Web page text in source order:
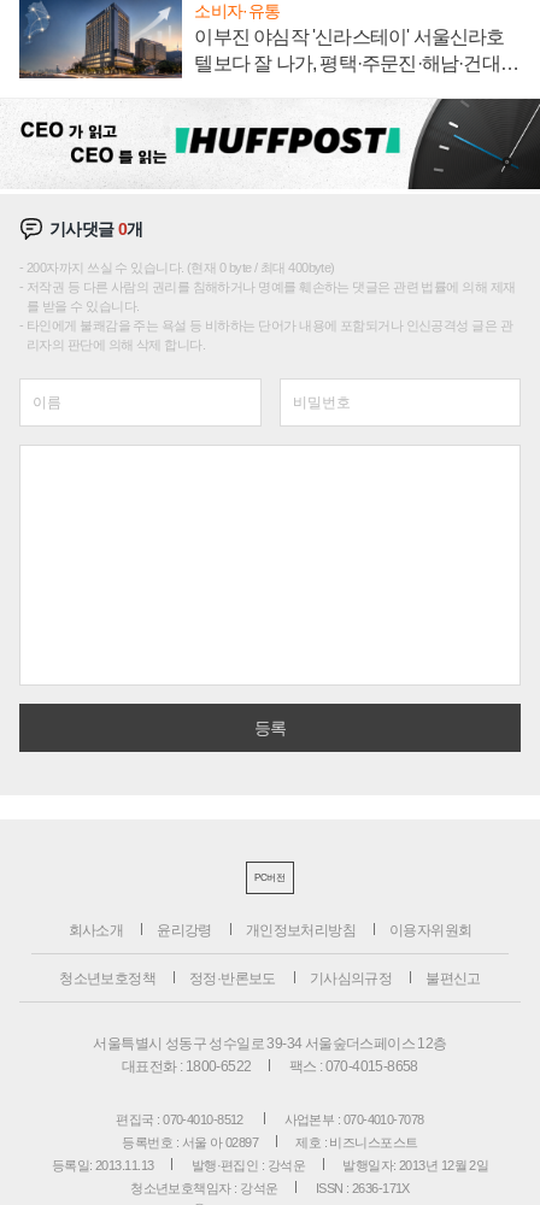
소비자·유통
이부진 야심작 '신라스테이' 서울신라호
텔보다 잘 나가, 평택·주문진·해남·건대로
기사댓글0개
200자까지 쓰실 수 있습니다. (현재 0 byte / 최대 400byte)
저작권 등 다른 사람의 권리를 침해하거나 명예를 훼손하는 댓글은 관련 법률에 의해 제재
를 받을 수 있습니다.
타인에게 불쾌감을 주는 욕설 등 비하하는 단어가 내용에 포함되거나 인신공격성 글은 관
리자의 판단에 의해 삭제 합니다.
PC버전
회사소개 윤리강령 개인정보처리방침 이용자위원회
청소년보호정책 정정·반론보도 기사심의규정 불편신고
서울특별시 성동구 성수일로 39-34 서울숲더스페이스 12층
대표전화 : 1800-6522
팩스 : 070-4015-8658
편집국 : 070-4010-8512
사업본부 : 070-4010-7078
등록번호 : 서울 아 02897
제호 : 비즈니스포스트
등록일: 2013.11.13
발행·편집인 : 강석운
발행일자: 2013년 12월 2일
청소년보호책임자 : 강석운
ISSN : 2636-171X